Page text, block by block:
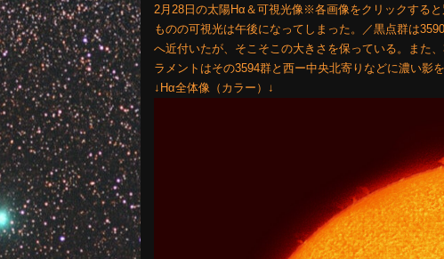
2月28日の太陽Hα＆可視光像※各画像をクリックする
ものの可視光は午後になってしまった。／黒点群は
へ近付いたが、そこそこの大きさを保っている。また
ラメントはその3594群と西ー中央北寄りなどに濃い影
↓Hα全体像（カラー）↓